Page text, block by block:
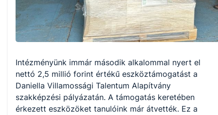
Intézményünk immár második alkalommal nyert el
nettó 2,5 millió forint értékű eszköztámogatást a
Daniella Villamossági Talentum Alapítvány
szakképzési pályázatán. A támogatás keretében
érkezett eszközöket tanulóink már átvették. Ez a